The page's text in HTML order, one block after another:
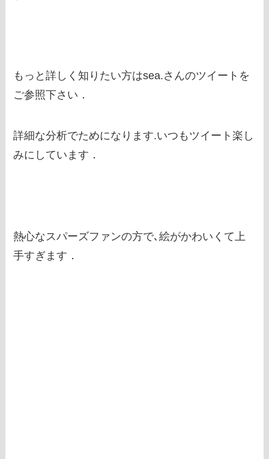
もっと詳しく知りたい方はsea.さんのツイートを
ご参照下さい．
詳細な分析でためになります.いつもツイート楽し
みにしています．
熱心なスパーズファンの方で､絵がかわいくて上
手すぎます．